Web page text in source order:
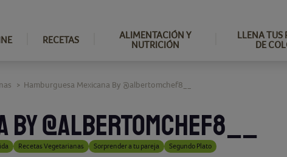
RECETAS
ALIMENTACIÓN Y
NUTRICIÓN
LLENA TUS
DE
BY @ALBERTOMCHEF8__
Recetas Vegetarianas Sorprender a tu pareja Segundo Plato
> Hamburguesa Mexicana By @albertomchef8__